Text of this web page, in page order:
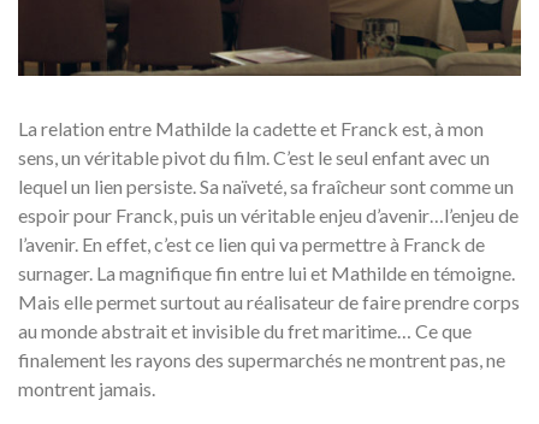
La relation entre Mathilde la cadette et Franck est, à mon
sens, un véritable pivot du film. C’est le seul enfant avec un
lequel un lien persiste. Sa naïveté, sa fraîcheur sont comme un
espoir pour Franck, puis un véritable enjeu d’avenir…l’enjeu de
l’avenir. En effet, c’est ce lien qui va permettre à Franck de
surnager. La magnifique fin entre lui et Mathilde en témoigne.
Mais elle permet surtout au réalisateur de faire prendre corps
au monde abstrait et invisible du fret maritime… Ce que
finalement les rayons des supermarchés ne montrent pas, ne
montrent jamais.